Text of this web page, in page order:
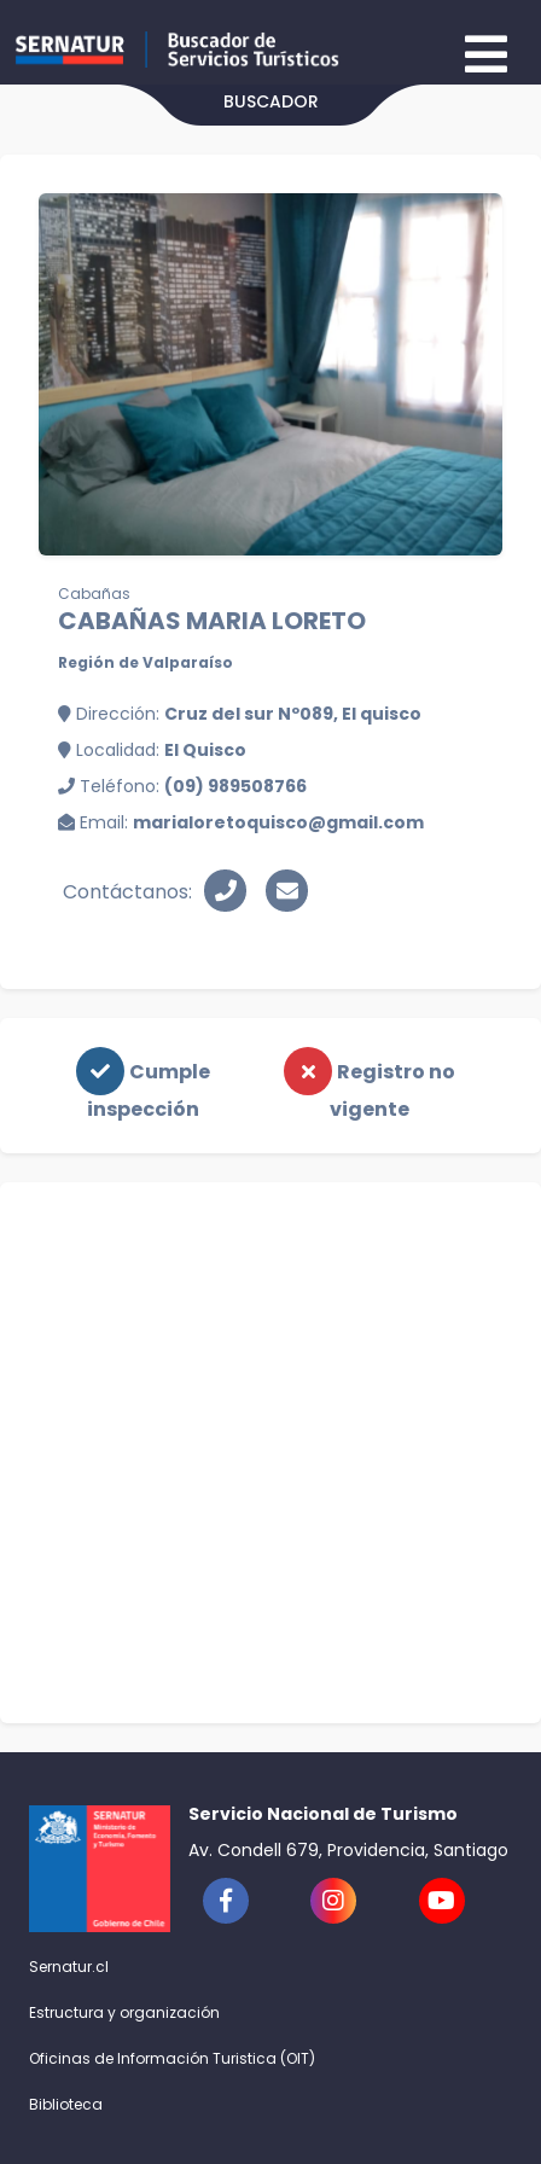
BUSCADOR
Cabañas
CABAÑAS MARIA LORETO
Región de Valparaíso
Dirección: Cruz del sur Nº089, El quisco
Localidad: El Quisco
Teléfono: (09) 989508766
Email: marialoretoquisco@gmail.com
Contáctanos:
Cumple
inspección
Registro no
vigente
Servicio Nacional de Turismo
Av. Condell 679, Providencia, Santiago
Sernatur.cl
Estructura y organización
Oficinas de Información Turistica (OIT)
Biblioteca